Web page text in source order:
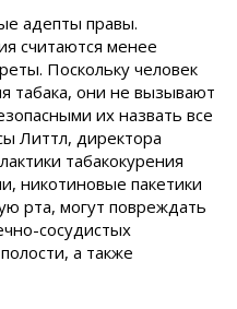
адепты правы.
считаются менее
Поскольку человек
табака, они не вызывают
их назвать все
Литтл, директора
табакокурения
никотиновые пакетики
рта, могут повреждать
сосудистых
а также